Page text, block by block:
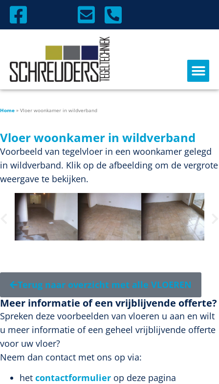
Home » Vloer woonkamer in wildverband
Vloer woonkamer in wildverband
Voorbeeld van tegelvloer in een woonkamer gelegd
in wildverband. Klik op de afbeelding om de vergrote
weergave te bekijken.
Terug naar overzicht met alle VLOEREN
Meer informatie of een vrijblijvende offerte?
Spreken deze voorbeelden van vloeren u aan en wilt
u meer informatie of een geheel vrijblijvende offerte
voor uw vloer?
Neem dan contact met ons op via:
het contactformulier op deze pagina